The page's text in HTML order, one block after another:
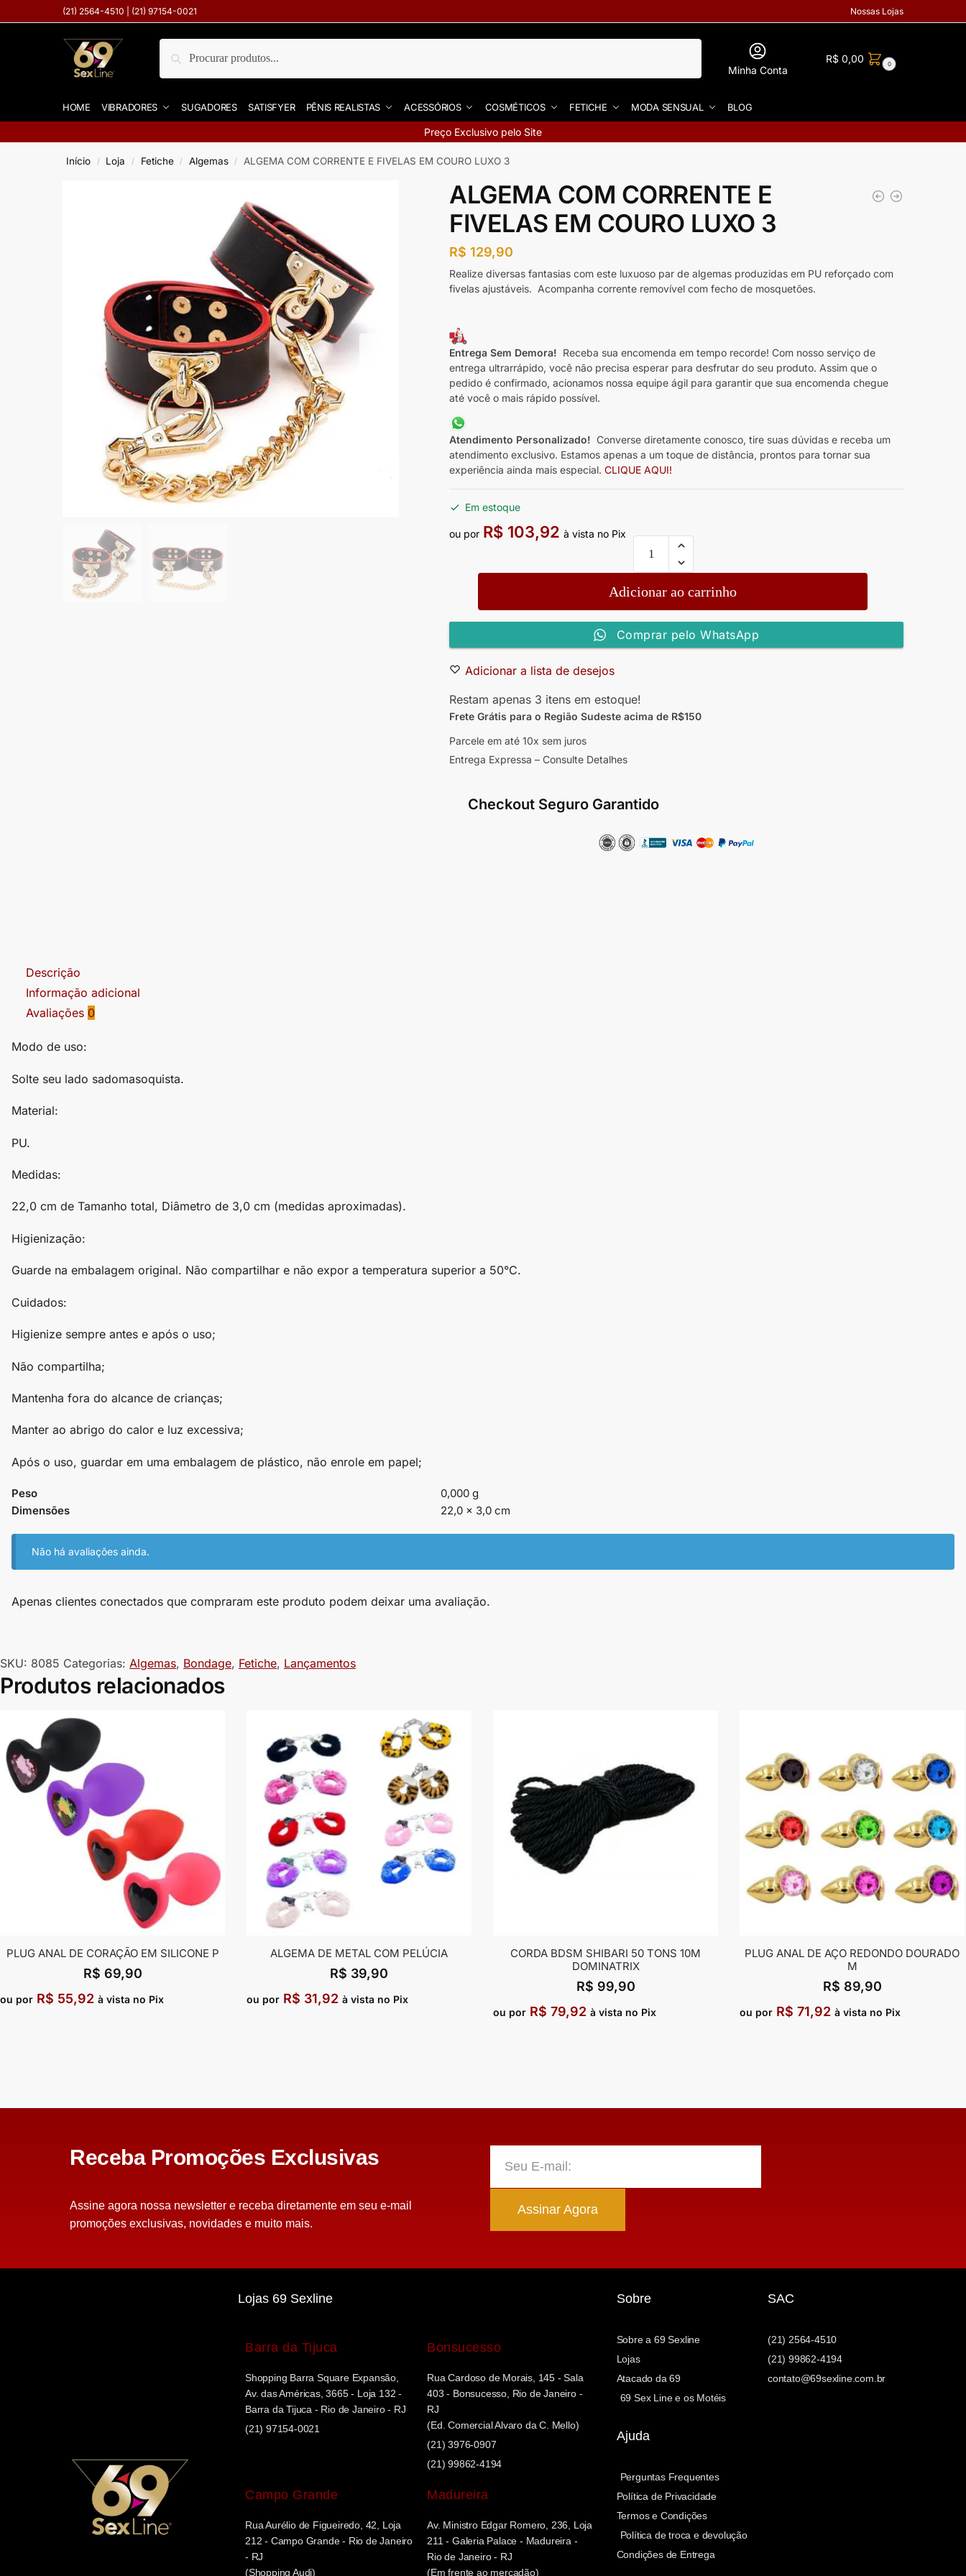
(21) 2564-4510 | (21) 97154-0021 Nossas Lojas
Pesquisar
Minha Conta
R$ 0,00 0
HOME VIBRADORES SUGADORES SATISFYER PÊNIS REALISTAS ACESSÓRIOS COSMÉTICOS FETICHE MODA SENSUAL BLOG
Preço Exclusivo pelo Site
Início / Loja / Fetiche / Algemas / ALGEMA COM CORRENTE E FIVELAS EM COURO LUXO 3
ALGEMA COM CORRENTE E
FIVELAS EM COURO LUXO 3
R$ 129,90
Realize diversas fantasias com este luxuoso par de algemas produzidas em PU reforçado com
fivelas ajustáveis. Acompanha corrente removível com fecho de mosquetões.
Entrega Sem Demora! Receba sua encomenda em tempo recorde! Com nosso serviço de
entrega ultrarrápido, você não precisa esperar para desfrutar do seu produto. Assim que o
pedido é confirmado, acionamos nossa equipe ágil para garantir que sua encomenda chegue
até você o mais rápido possível.
Atendimento Personalizado! Converse diretamente conosco, tire suas dúvidas e receba um
atendimento exclusivo. Estamos apenas a um toque de distância, prontos para tornar sua
experiência ainda mais especial.CLIQUE AQUI!
Em estoque
ou por R$ 103,92 à vista no Pix
Adicionar ao carrinho
Comprar pelo WhatsApp
Adicionar a lista de desejos
Restam apenas 3 itens em estoque!
Frete Grátis para o Região Sudesteacima de R$150
Parcele em até 10x sem juros
Entrega Expressa – Consulte Detalhes
Checkout Seguro Garantido
Descrição
Informação adicional
Avaliações 0
Modo de uso:
Solte seu lado sadomasoquista.
Material:
PU.
Medidas:
22,0 cm de Tamanho total, Diâmetro de 3,0 cm (medidas aproximadas).
Higienização:
Guarde na embalagem original. Não compartilhar e não expor a temperatura superior a 50°C.
Cuidados:
Higienize sempre antes e após o uso;
Não compartilha;
Mantenha fora do alcance de crianças;
Manter ao abrigo do calor e luz excessiva;
Após o uso, guardar em uma embalagem de plástico, não enrole em papel;
Peso
0,000 g
Dimensões
22,0 × 3,0 cm
Não há avaliações ainda.
Apenas clientes conectados que compraram este produto podem deixar uma avaliação.
SKU: 8085 Categorias: Algemas, Bondage, Fetiche, Lançamentos
Produtos relacionados
PLUG ANAL DE CORAÇÃO EM SILICONE P
R$ 69,90
ou por R$ 55,92 à vista no Pix
ALGEMA DE METAL COM PELÚCIA
R$ 39,90
ou por R$ 31,92 à vista no Pix
CORDA BDSM SHIBARI 50 TONS 10M
DOMINATRIX
R$ 99,90
ou por R$ 79,92 à vista no Pix
PLUG ANAL DE AÇO REDONDO DOURADO
M
R$ 89,90
ou por R$ 71,92 à vista no Pix
Receba Promoções Exclusivas
Assine agora nossa newsletter e receba diretamente em seu e-mail
promoções exclusivas, novidades e muito mais.
Assinar Agora
Lojas 69 Sexline
Barra da Tijuca
Shopping Barra Square Expansão,
Av. das Américas, 3665 - Loja 132 -
Barra da Tijuca - Rio de Janeiro - RJ
(21) 97154-0021
Bonsucesso
Rua Cardoso de Morais, 145 - Sala
403 - Bonsucesso, Rio de Janeiro -
RJ
(Ed. Comercial Alvaro da C. Mello)
(21) 3976-0907
(21) 99862-4194
Campo Grande
Rua Aurélio de Figueiredo, 42, Loja
212 - Campo Grande - Rio de Janeiro
- RJ
(Shopping Audi)
Madureira
Av. Ministro Edgar Romero, 236, Loja
211 - Galeria Palace - Madureira -
Rio de Janeiro - RJ
(Em frente ao mercadão)
Sobre
Sobre a 69 Sexline
Lojas
Atacado da 69
69 Sex Line e os Motéis
Ajuda
Perguntas Frequentes
Política de Privacidade
Termos e Condições
Política de troca e devolução
Condições de Entrega
SAC
(21) 2564-4510
(21) 99862-4194
contato@69sexline.com.br